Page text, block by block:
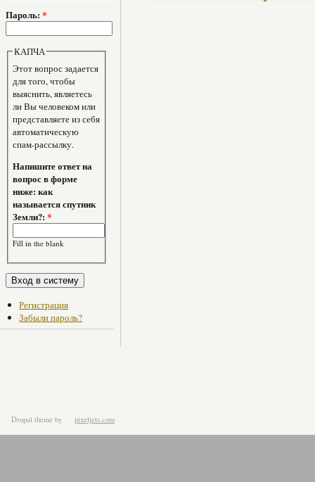
Пароль: *
КАПЧА
Этот вопрос задается
для того, чтобы
выяснить, являетесь
ли Вы человеком или
представляете из себя
автоматическую
спам-рассылку.
Напишите ответ на
вопрос в форме
ниже: как
называется спутник
Земли?:*
Fill in the blank
Регистрация
Забыли пароль?
Drupal theme by pixeljets.com